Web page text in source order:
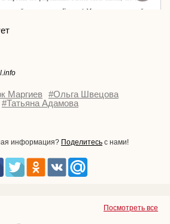
Маргиев #Ольга Швецова
#Татьяна Адамова
информация? Поделитесь с нами!
Посмотреть все